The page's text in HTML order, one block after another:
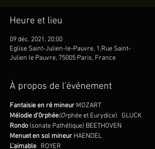
Heure et lieu
09 déc. 2021, 20:00
Eglise Saint-Julien-le-Pauvre, 1,Rue Saint-
Julien le Pauvre, 75005 Paris, France
À propos de l'événement
Fantaisie en ré mineur MOZART
Mélodie d’0rphée(Orphée et Eurydice)   GLUCK
Rondo (sonate Pathétique) BEETHOVEN
Menuet en sol mineur HAENDEL
L’aimable ROYER